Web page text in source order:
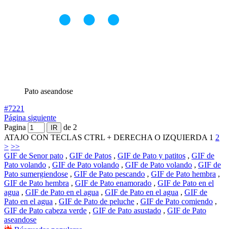
Pato aseandose
#7221
Página siguiente
Pagina
de 2
ATAJO CON TECLAS CTRL + DERECHA O IZQUIERDA 1 2
> >>
GIF de Senor pato , GIF de Patos , GIF de Pato y patitos , GIF de
Pato volando , GIF de Pato volando , GIF de Pato volando , GIF de
Pato sumergiendose , GIF de Pato pescando , GIF de Pato hembra ,
GIF de Pato hembra , GIF de Pato enamorado , GIF de Pato en el
agua , GIF de Pato en el agua , GIF de Pato en el agua , GIF de
Pato en el agua , GIF de Pato de peluche , GIF de Pato comiendo ,
GIF de Pato cabeza verde , GIF de Pato asustado , GIF de Pato
aseandose